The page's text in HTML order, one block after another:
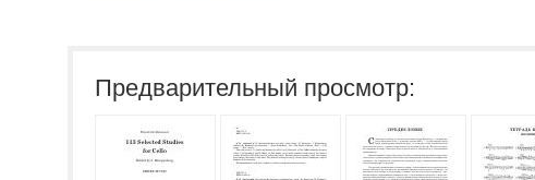
Предварительный просмотр: